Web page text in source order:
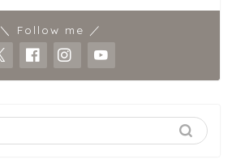
＼ Follow me ／